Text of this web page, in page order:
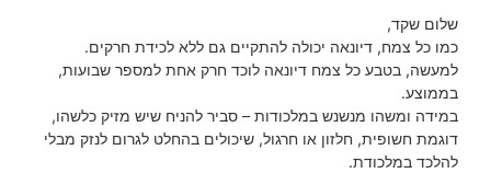
שלום שקד,
כמו כל צמח, דיונאה יכולה להתקיים גם ללא לכידת חרקים.
למעשה, בטבע כל צמח דיונאה לוכד חרק אחת למספר שבועות,
בממוצע.
במידה ומשהו מנשנש במלכודות – סביר להניח שיש מזיק כלשהו,
דוגמת חשופית, חלזון או חרגול, שיכולים בהחלט לגרום לנזק מבלי
להלכד במלכודת.